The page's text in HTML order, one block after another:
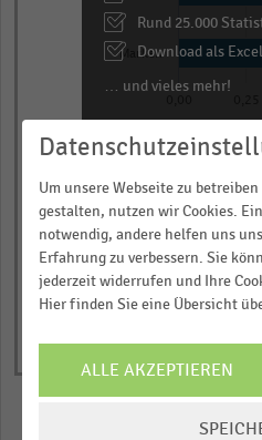
categories.
has
axis
displaying
Wichtigkeit
auf
Wichtigkeit auf
Marken
End
of
interactive
chart
Rund 25.000
Download als
… und vieles mehr!
JETZT
Um unsere Webseite zu
gestalten, nutzen wir Cookies.
notwendig, andere helfen uns
Erfahrung zu verbessern. Sie
jederzeit widerrufen und Ihre
Hier finden Sie eine Übersicht
ALLE AKZEPTIEREN